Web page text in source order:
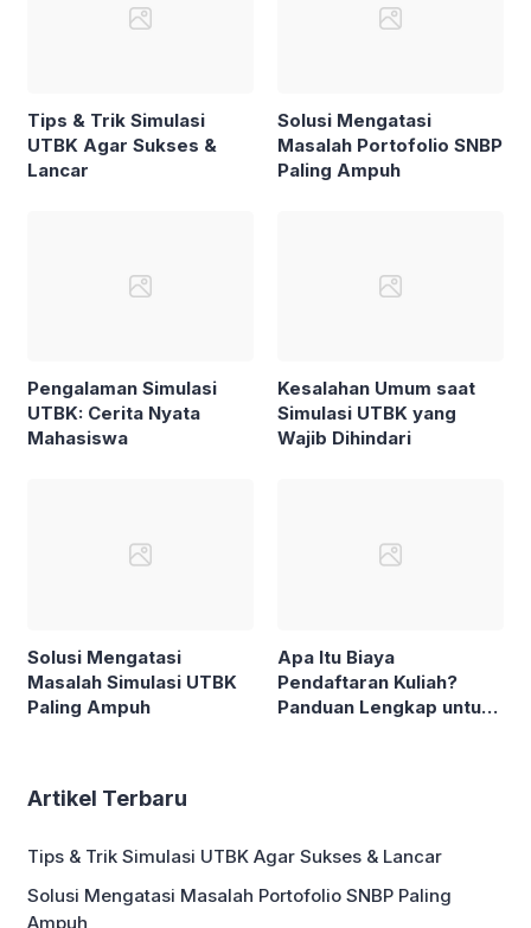
Tips & Trik Simulasi
UTBK Agar Sukses &
Lancar
Solusi Mengatasi
Masalah Portofolio SNBP
Paling Ampuh
Pengalaman Simulasi
UTBK: Cerita Nyata
Mahasiswa
Kesalahan Umum saat
Simulasi UTBK yang
Wajib Dihindari
Solusi Mengatasi
Masalah Simulasi UTBK
Paling Ampuh
Apa Itu Biaya
Pendaftaran Kuliah?
Panduan Lengkap untuk
Artikel Terbaru
Tips & Trik Simulasi UTBK Agar Sukses & Lancar
Solusi Mengatasi Masalah Portofolio SNBP Paling
Ampuh